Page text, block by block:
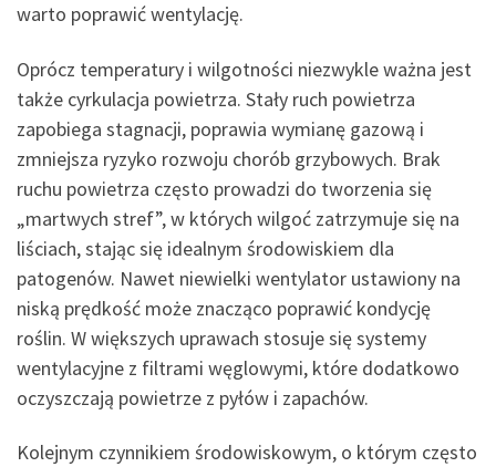
warto poprawić wentylację.
Oprócz temperatury i wilgotności niezwykle ważna jest
także cyrkulacja powietrza. Stały ruch powietrza
zapobiega stagnacji, poprawia wymianę gazową i
zmniejsza ryzyko rozwoju chorób grzybowych. Brak
ruchu powietrza często prowadzi do tworzenia się
„martwych stref”, w których wilgoć zatrzymuje się na
liściach, stając się idealnym środowiskiem dla
patogenów. Nawet niewielki wentylator ustawiony na
niską prędkość może znacząco poprawić kondycję
roślin. W większych uprawach stosuje się systemy
wentylacyjne z filtrami węglowymi, które dodatkowo
oczyszczają powietrze z pyłów i zapachów.
Kolejnym czynnikiem środowiskowym, o którym często